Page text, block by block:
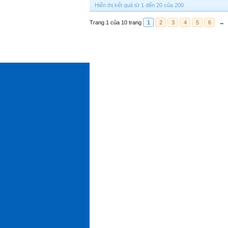
Hiển thị kết quả từ 1 đến 20 của 200
Trang 1 của 10 trang 1 2 3 4 5 6 →